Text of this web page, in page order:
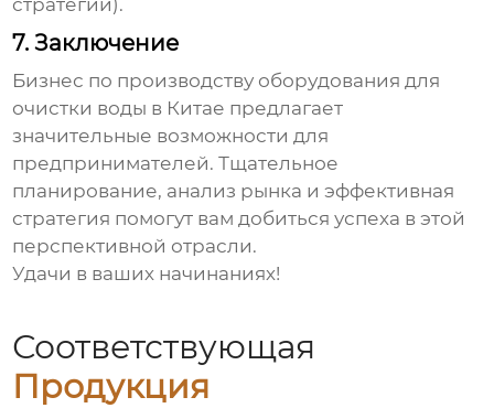
стратегии).
7. Заключение
Бизнес по производству оборудования для
очистки воды в Китае предлагает
значительные возможности для
предпринимателей. Тщательное
планирование, анализ рынка и эффективная
стратегия помогут вам добиться успеха в этой
перспективной отрасли.
Удачи в ваших начинаниях!
Соответствующая
Продукция